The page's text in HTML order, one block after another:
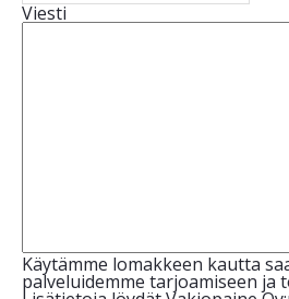
Viesti
Käytämme lomakkeen kautta
palveluidemme tarjoamiseen ja